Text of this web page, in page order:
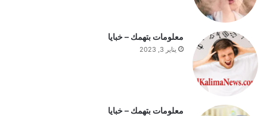
م
ي
و
م
معلومات بتهمك – خبايا
يناير 3, 2023
معلومات بتهمك – خبايا